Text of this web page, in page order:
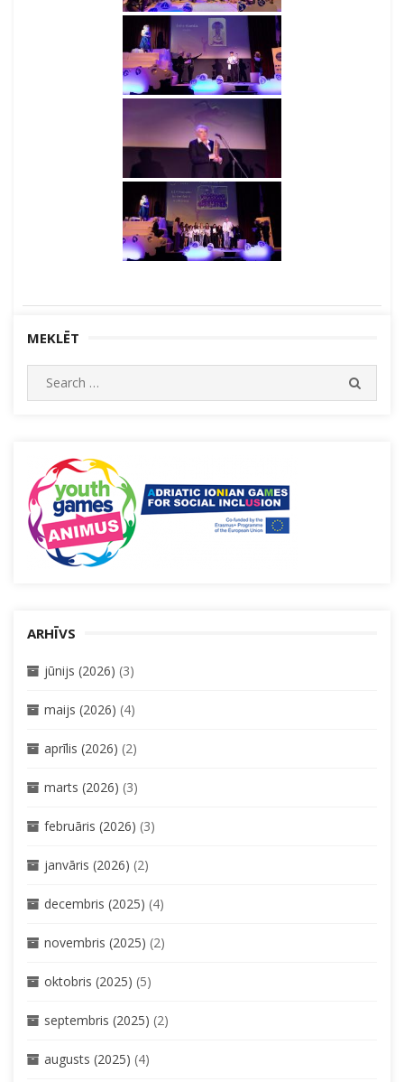
MEKLĒT
Search
for:
ARHĪVS
jūnijs (2026) (3)
maijs (2026) (4)
aprīlis (2026) (2)
marts (2026) (3)
februāris (2026) (3)
janvāris (2026) (2)
decembris (2025) (4)
novembris (2025) (2)
oktobris (2025) (5)
septembris (2025) (2)
augusts (2025) (4)